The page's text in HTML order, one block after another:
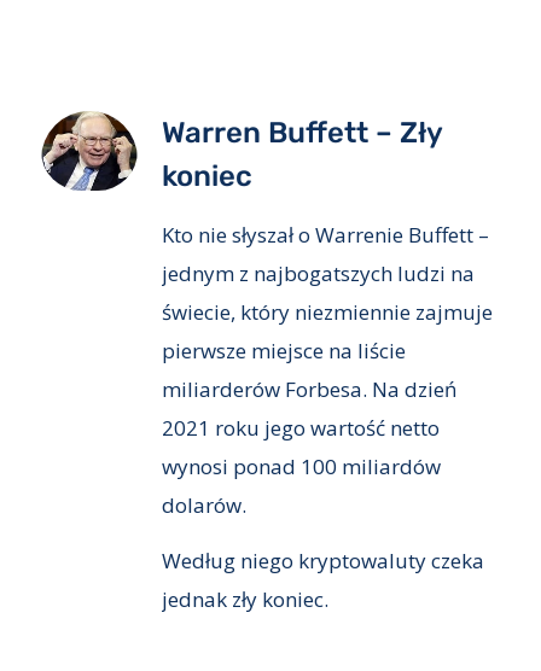
Warren Buffett – Zły
koniec
Kto nie słyszał o Warrenie Buffett –
jednym z najbogatszych ludzi na
świecie, który niezmiennie zajmuje
pierwsze miejsce na liście
miliarderów Forbesa. Na dzień
2021 roku jego wartość netto
wynosi ponad 100 miliardów
dolarów.
Według niego kryptowaluty czeka
jednak zły koniec.